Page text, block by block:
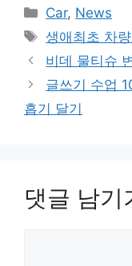
카
테
고
리
Car, News
태
그
생애최초 차
비데 물티슈
글쓰기 수업
흡기 달기
댓글 남기